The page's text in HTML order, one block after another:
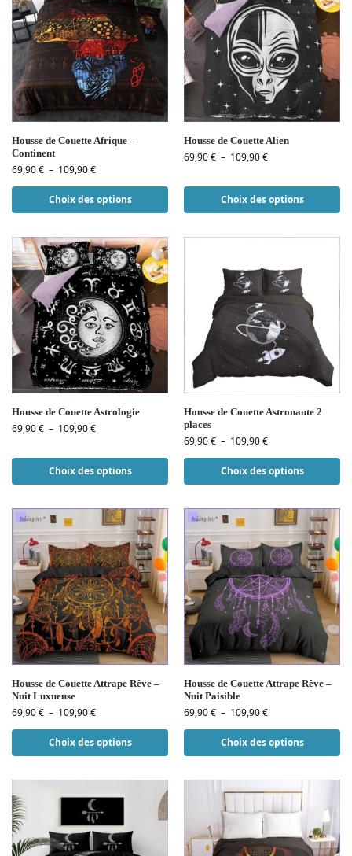
Housse de Couette Afrique –
Continent
69,90€ – 109,90€
Choix des options
Housse de Couette Alien
69,90€ – 109,90€
Choix des options
Housse de Couette Astrologie
69,90€ – 109,90€
Choix des options
Housse de Couette Astronaute 2
places
69,90€ – 109,90€
Choix des options
Housse de Couette Attrape Rêve –
Nuit Luxueuse
69,90€ – 109,90€
Choix des options
Housse de Couette Attrape Rêve –
Nuit Paisible
69,90€ – 109,90€
Choix des options